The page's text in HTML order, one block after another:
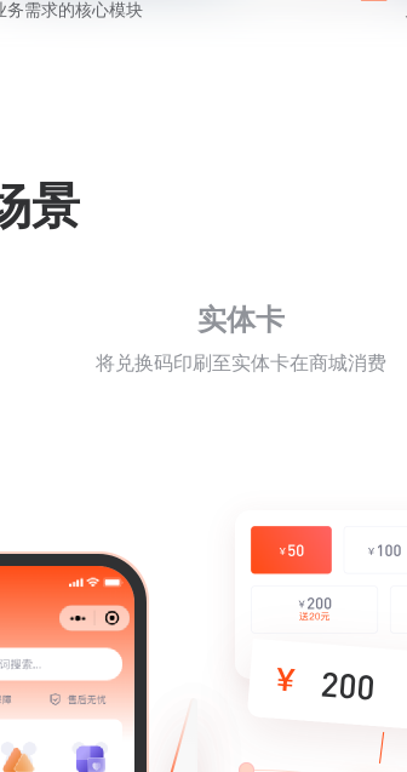
务需求的核心模块
景
实体卡
将兑换码印刷至实体卡在商城消费